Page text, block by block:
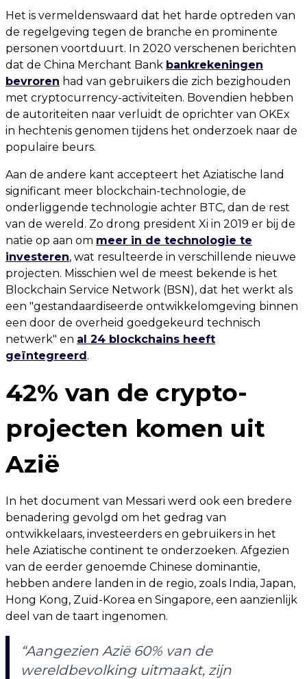
Het is vermeldenswaard dat het harde optreden van
de regelgeving tegen de branche en prominente
personen voortduurt. In 2020 verschenen berichten
dat de China Merchant Bank bankrekeningen
bevroren had van gebruikers die zich bezighouden
met cryptocurrency-activiteiten. Bovendien hebben
de autoriteiten naar verluidt de oprichter van OKEx
in hechtenis genomen tijdens het onderzoek naar de
populaire beurs.
Aan de andere kant accepteert het Aziatische land
significant meer blockchain-technologie, de
onderliggende technologie achter BTC, dan de rest
van de wereld. Zo drong president Xi in 2019 er bij de
natie op aan om meer in de technologie te
investeren, wat resulteerde in verschillende nieuwe
projecten. Misschien wel de meest bekende is het
Blockchain Service Network (BSN), dat het werkt als
een "gestandaardiseerde ontwikkelomgeving binnen
een door de overheid goedgekeurd technisch
netwerk" en al 24 blockchains heeft
geïntegreerd.
42% van de crypto-
projecten komen uit
Azië
In het document van Messari werd ook een bredere
benadering gevolgd om het gedrag van
ontwikkelaars, investeerders en gebruikers in het
hele Aziatische continent te onderzoeken. Afgezien
van de eerder genoemde Chinese dominantie,
hebben andere landen in de regio, zoals India, Japan,
Hong Kong, Zuid-Korea en Singapore, een aanzienlijk
deel van de taart ingenomen.
“Aangezien Azië 60% van de
wereldbevolking uitmaakt, zijn